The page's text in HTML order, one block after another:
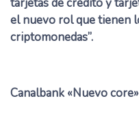
el nuevo rol que tienen
criptomonedas”.
Canalbank «Nuevo core»